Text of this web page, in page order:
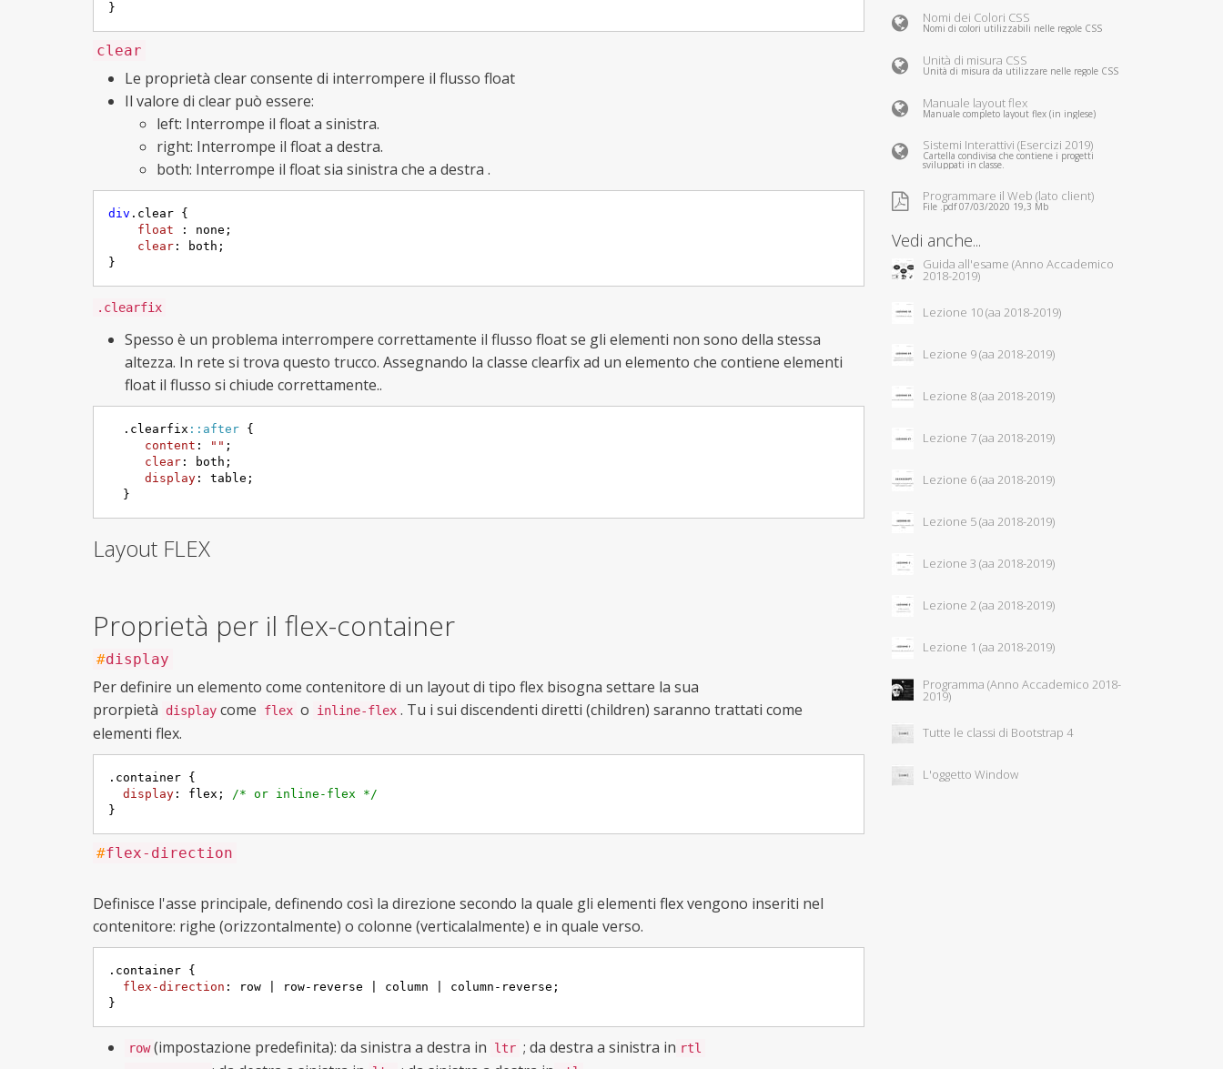
}
clear
Le proprietà clear consente di interrompere il flusso float
Il valore di clear può essere:
left: Interrompe il float a sinistra.
right: Interrompe il float a destra.
both: Interrompe il float sia sinistra che a destra .
div .clear {
float
: none;
clear : both;
}
.clearfix
Spesso è un problema interrompere correttamente il flusso float se gli elementi non sono della stessa
altezza. In rete si trova questo trucco. Assegnando la classe clearfix ad un elemento che contiene elementi
float il flusso si chiude correttamente..
.clearfix ::after {
content : "" ;
clear : both;
display : table;
}
Layout FLEX
Proprietà per il flex-container
#display
Per definire un elemento come contenitore di un layout di tipo flex bisogna settare la sua
prorpietà
display come flex o inline-flex . Tu i sui discendenti diretti (children) saranno trattati come
elementi flex.
.container {
display : flex; /* or inline-flex */
}
#flex-direction
Definisce l'asse principale, definendo così la direzione secondo la quale gli elementi flex vengono inseriti nel
contenitore: righe (orizzontalmente) o colonne (verticalalmente) e in quale verso.
.container {
flex-direction : row | row-reverse | column | column-reverse;
}
row (impostazione predefinita): da sinistra a destra in ltr ; da destra a sinistra in rtl
Nomi dei Colori CSS
Nomi di colori utilizzabili nelle regole CSS
Unità di misura CSS
Unità di misura da utilizzare nelle regole CSS
Manuale layout flex
Manuale completo layout flex (in inglese)
Sistemi Interattivi (Esercizi 2019)
Cartella condivisa che contiene i progetti
sviluppati in classe.
Programmare il Web (lato client)
File .pdf 07/03/2020 19,3 Mb
Vedi anche...
Guida all'esame (Anno Accademico
2018-2019)
Lezione 10 (aa 2018-2019)
Lezione 9 (aa 2018-2019)
Lezione 8 (aa 2018-2019)
Lezione 7 (aa 2018-2019)
Lezione 6 (aa 2018-2019)
Lezione 5 (aa 2018-2019)
Lezione 3 (aa 2018-2019)
Lezione 2 (aa 2018-2019)
Lezione 1 (aa 2018-2019)
Programma (Anno Accademico 2018-
2019)
Tutte le classi di Bootstrap 4
L'oggetto Window